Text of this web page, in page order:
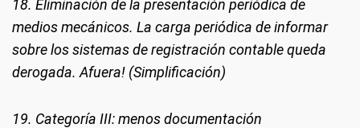
18. Eliminación de la presentación periódica de
medios mecánicos. La carga periódica de informar
sobre los sistemas de registración contable queda
derogada. Afuera! (Simplificación)
19. Categoría III: menos documentación